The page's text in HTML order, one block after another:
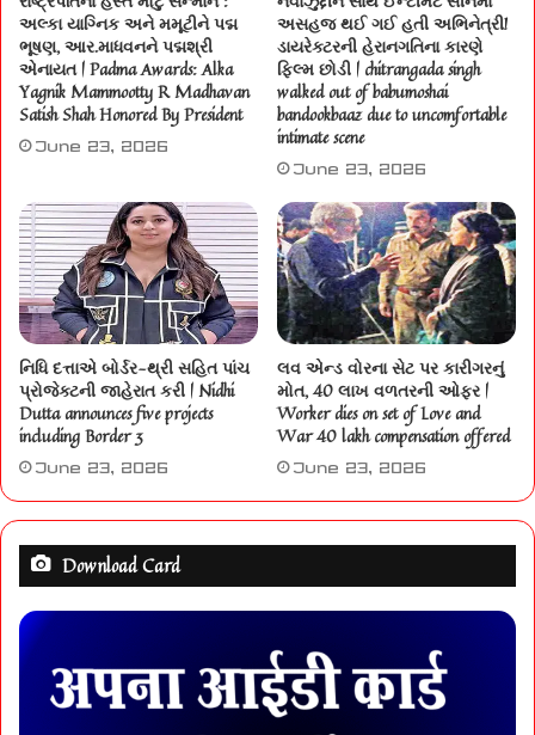
અલ્કા યાગ્નિક અને મમૂટીને પદ્મ
ભૂષણ, આર.માધવનને પદ્મશ્રી
એનાયત | Padma Awards: Alka
Yagnik Mammootty R Madhavan
Satish Shah Honored By President
June 23, 2026
અસહજ થઈ ગઈ હતી અભિનેત્રી!
ડાયરેક્ટરની હેરાનગતિના કારણે
ફિલ્મ છોડી | chitrangada singh
walked out of babumoshai
bandookbaaz due to uncomfortable
intimate scene
June 23, 2026
નિધિ દત્તાએ બોર્ડર-થ્રી સહિત પાંચ
પ્રોજેક્ટની જાહેરાત કરી | Nidhi
Dutta announces five projects
including Border 3
June 23, 2026
લવ એન્ડ વોરના સેટ પર કારીગરનું
મોત, 40 લાખ વળતરની ઓફર |
Worker dies on set of Love and
War 40 lakh compensation offered
June 23, 2026
Download Card